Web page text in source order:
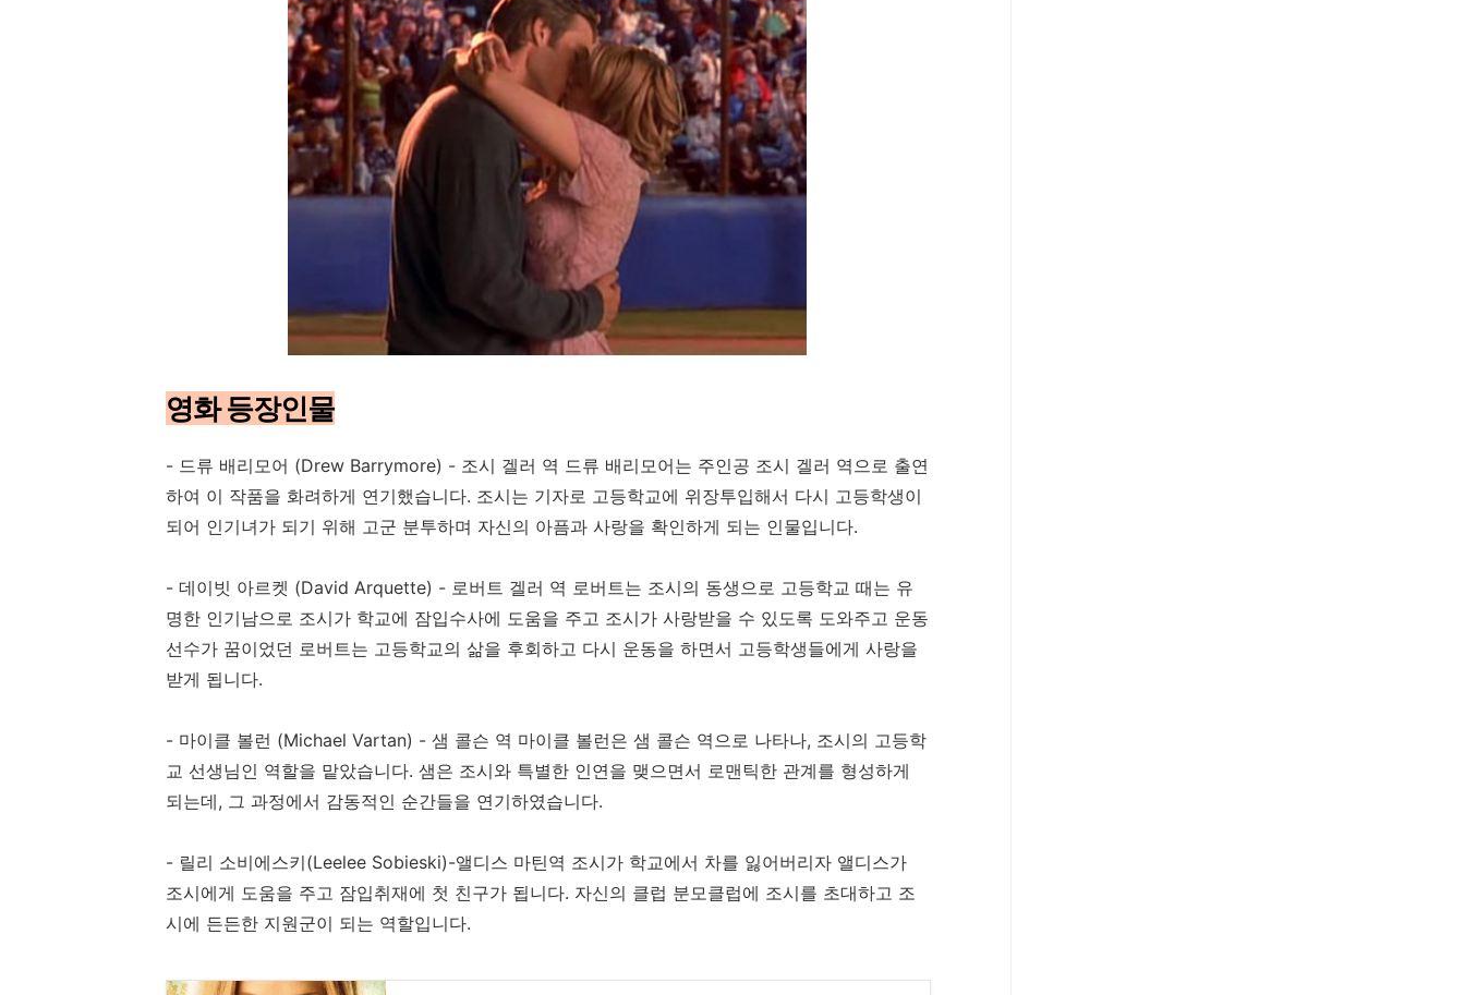
영화 등장인물
- 드류 배리모어 (Drew Barrymore) - 조시 겔러 역 드류 배리모어는 주인공 조시 겔러 역으로 출연
하여 이 작품을 화려하게 연기했습니다. 조시는 기자로 고등학교에 위장투입해서 다시 고등학생이
되어 인기녀가 되기 위해 고군 분투하며 자신의 아픔과 사랑을 확인하게 되는 인물입니다.
- 데이빗 아르켓 (David Arquette) - 로버트 겔러 역 로버트는 조시의 동생으로 고등학교 때는 유
명한 인기남으로 조시가 학교에 잠입수사에 도움을 주고 조시가 사랑받을 수 있도록 도와주고 운동
선수가 꿈이었던 로버트는 고등학교의 삶을 후회하고 다시 운동을 하면서 고등학생들에게 사랑을
받게 됩니다.
- 마이클 볼런 (Michael Vartan) - 샘 콜슨 역 마이클 볼런은 샘 콜슨 역으로 나타나, 조시의 고등학
교 선생님인 역할을 맡았습니다. 샘은 조시와 특별한 인연을 맺으면서 로맨틱한 관계를 형성하게
되는데, 그 과정에서 감동적인 순간들을 연기하였습니다.
- 릴리 소비에스키(Leelee Sobieski)-앨디스 마틴역 조시가 학교에서 차를 잃어버리자 앨디스가
조시에게 도움을 주고 잠입취재에 첫 친구가 됩니다. 자신의 클럽 분모클럽에 조시를 초대하고 조
시에 든든한 지원군이 되는 역할입니다.